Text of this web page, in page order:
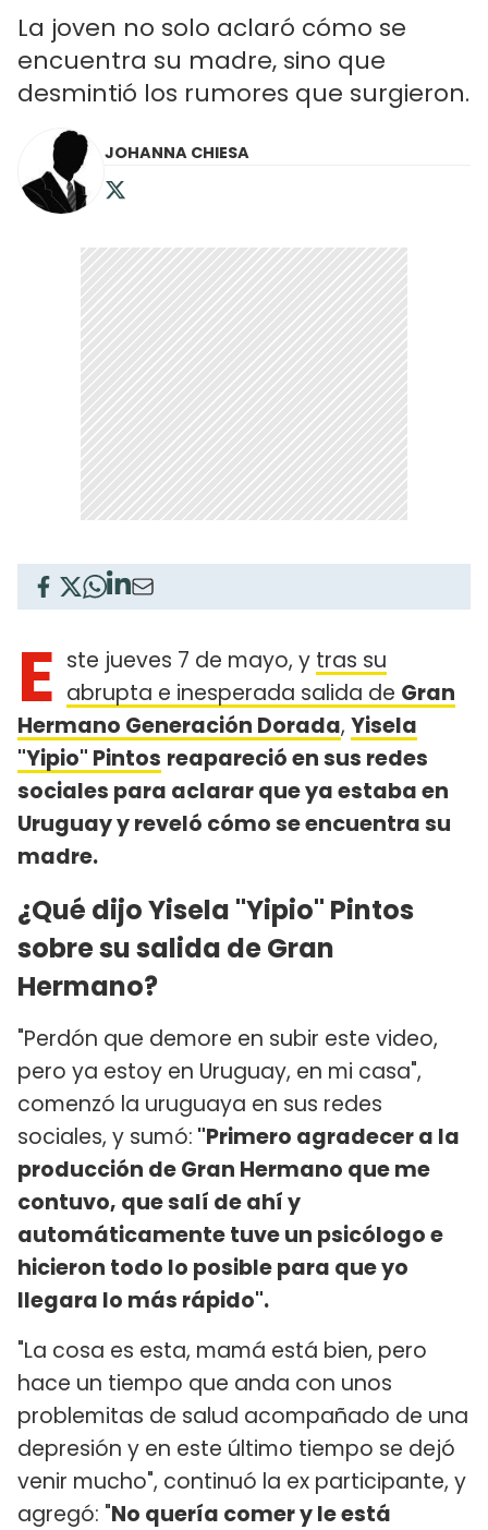
La joven no solo aclaró cómo se
encuentra su madre, sino que
desmintió los rumores que surgieron.
JOHANNA CHIESA
E ste jueves 7 de mayo, y tras su
abrupta e inesperada salida de Gran
Hermano Generación Dorada, Yisela
"Yipio" Pintos reapareció en sus redes
sociales para aclarar que ya estaba en
Uruguay y reveló cómo se encuentra su
madre.
¿Qué dijo Yisela "Yipio" Pintos
sobre su salida de Gran
Hermano?
"Perdón que demore en subir este video,
pero ya estoy en Uruguay, en mi casa",
comenzó la uruguaya en sus redes
sociales, y sumó: "Primero agradecer a la
producción de Gran Hermano que me
contuvo, que salí de ahí y
automáticamente tuve un psicólogo e
hicieron todo lo posible para que yo
llegara lo más rápido".
"La cosa es esta, mamá está bien, pero
hace un tiempo que anda con unos
problemitas de salud acompañado de una
depresión y en este último tiempo se dejó
venir mucho", continuó la ex participante, y
agregó: "No quería comer y le está